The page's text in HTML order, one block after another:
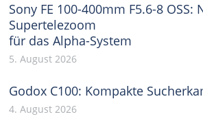
Sony FE 100-400mm F5.6-8 OSS:
Supertelezoom
für das Alpha-System
5. August 2026
Godox C100: Kompakte
4. August 2026